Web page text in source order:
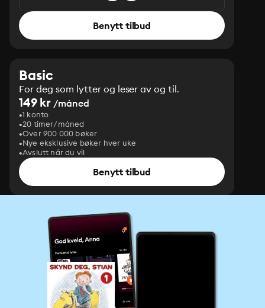
Benytt tilbud
Basic
For deg som lytter og leser av og til.
149 kr /måned
1 konto
20 timer/måned
Over 900 000 bøker
Nye eksklusive bøker hver uke
Avslutt når du vil
Benytt tilbud